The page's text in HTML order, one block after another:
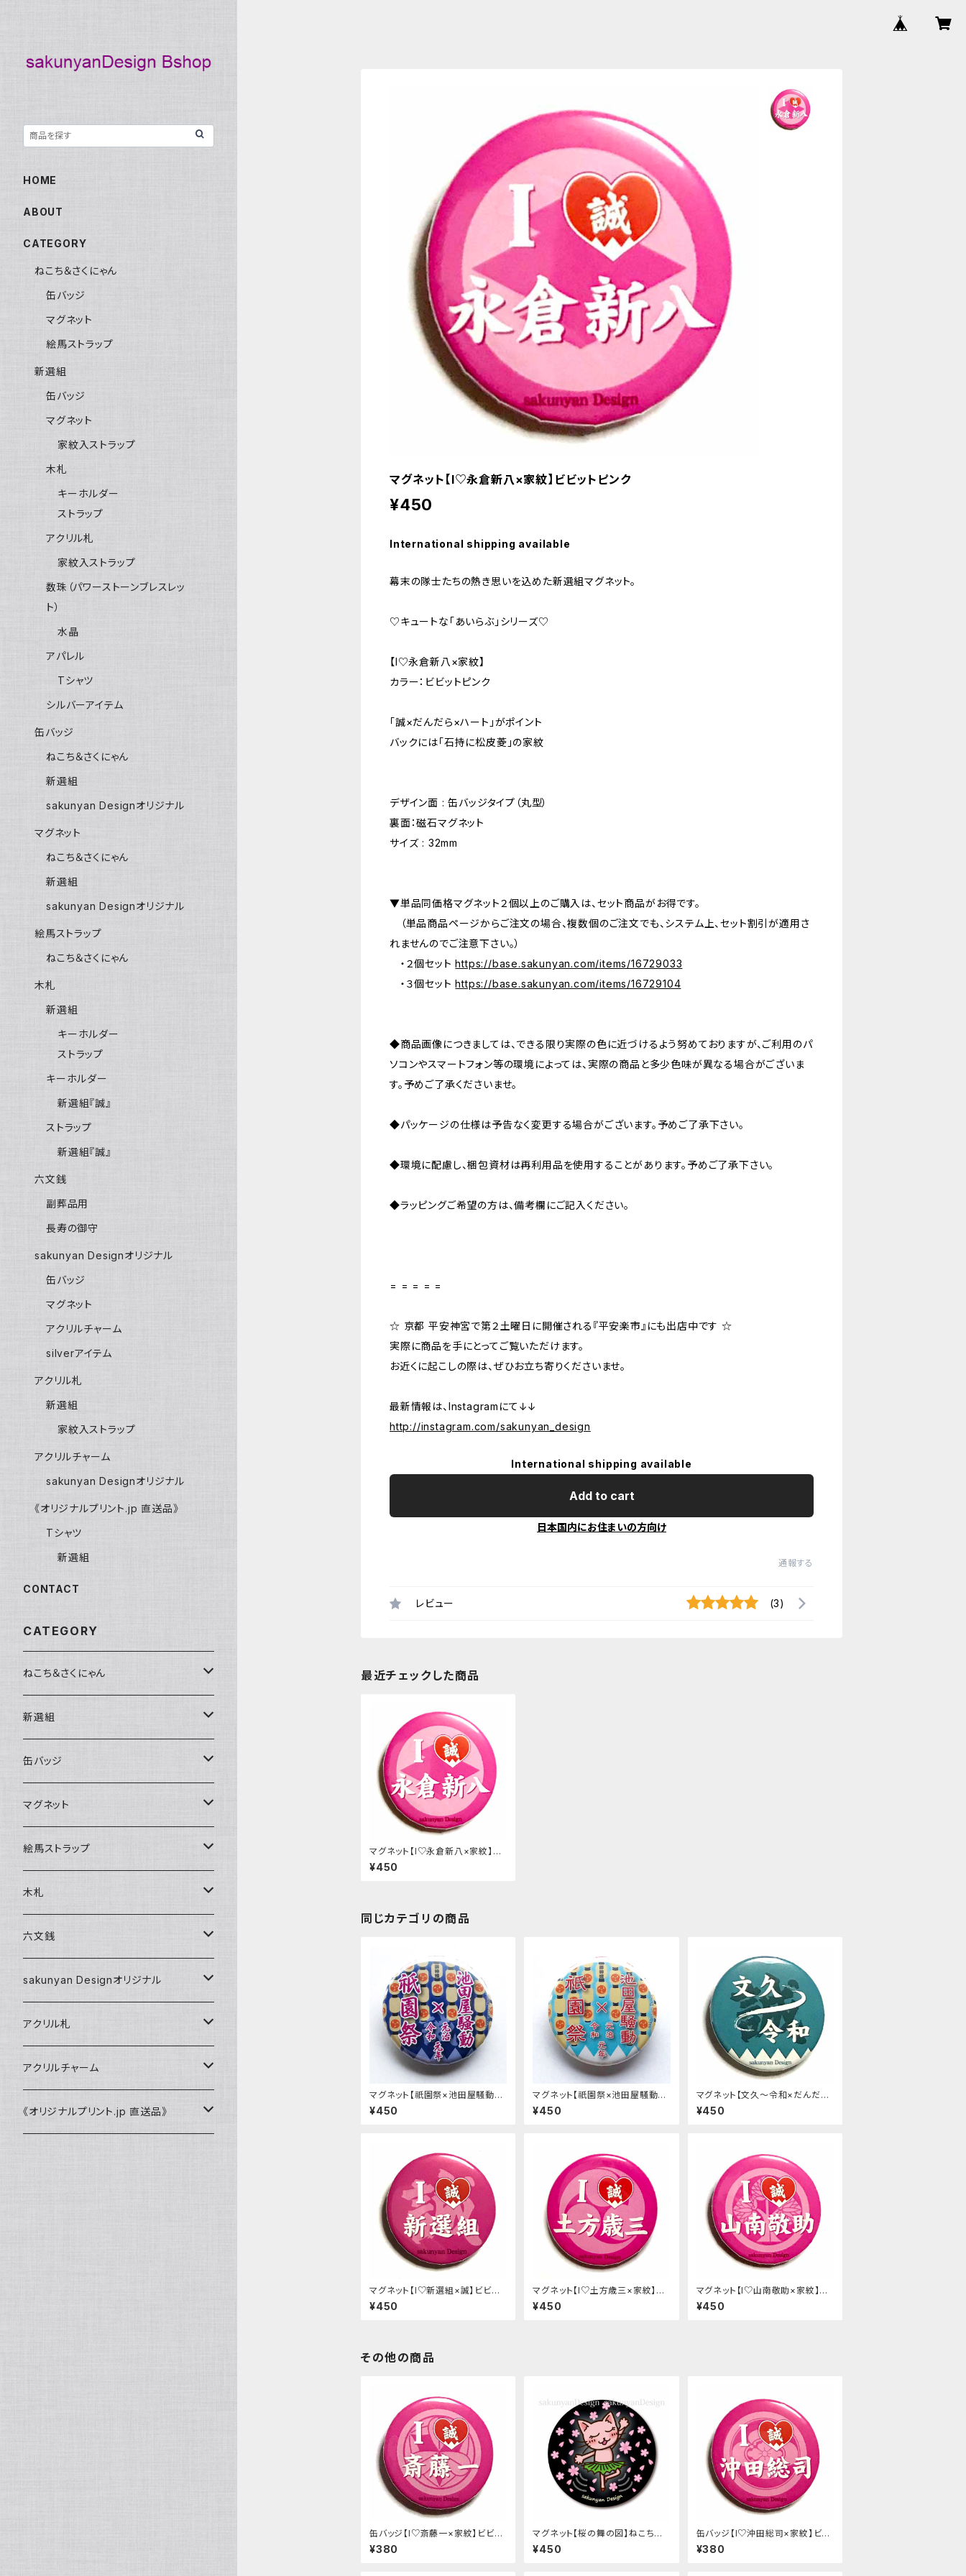
マグネット【I♡永倉新八×家紋】ビビットピンク
¥450
International shipping available
幕末の隊士たちの熱き思いを込めた新選組マグネット。
♡キュートな「あいらぶ」シリーズ♡
【I♡永倉新八×家紋】
カラー：ビビットピンク
「誠×だんだら×ハート」がポイント
バックには「石持に松皮菱」の家紋
デザイン面 : 缶バッジタイプ（丸型）
裏面：磁石マグネット
サイズ : 32mm
▼単品同価格マグネット２個以上のご購入は、セット商品がお得です。
（単品商品ページからご注文の場合、複数個のご注文でも、システム上、セット割引が適用さ
れませんのでご注意下さい。）
・２個セットhttps://base.sakunyan.com/items/16729033
・３個セットhttps://base.sakunyan.com/items/16729104
◆商品画像につきましては、できる限り実際の色に近づけるよう努めておりますが、ご利用のパ
ソコンやスマートフォン等の環境によっては、実際の商品と多少色味が異なる場合がございま
す。予めご了承くださいませ。
◆パッケージの仕様は予告なく変更する場合がございます。予めご了承下さい。
◆環境に配慮し、梱包資材は再利用品を使用することがあります。予めご了承下さい。
◆ラッピングご希望の方は、備考欄にご記入ください。
= = = = =
☆ 京都 平安神宮で第２土曜日に開催される『平安楽市』にも出店中です ☆
実際に商品を手にとってご覧いただけます。
お近くに起こしの際は、ぜひお立ち寄りくださいませ。
最新情報は、Instagramにて↓↓
http://instagram.com/sakunyan_design
International shipping available
Add to cart
日本国内にお住まいの方向け
通報する
レビュー (3)
最近チェックした商品
マグネット【I♡永倉新八×家紋】ビ
ビットピンク
¥450
同じカテゴリの商品
マグネット【祇園祭×池田屋騒動】
紺色《令和元年祇園祭限定》
¥450
マグネット【祇園祭×池田屋騒動】
水色《令和元年祇園祭限定》
¥450
マグネット【文久〜令和×だんだら】
浅葱色
¥450
マグネット【I♡新選組×誠】ビビット
ピンク
¥450
マグネット【I♡土方歳三×家紋】ビ
ビットピンク
¥450
マグネット【I♡山南敬助×家紋】ビ
ビットピンク
¥450
その他の商品
缶バッジ【I♡斎藤一×家紋】ビビッ
トピンク
¥380
マグネット【桜の舞の図】ねこち＆
さくにゃん
¥450
缶バッジ【I♡沖田総司×家紋】ビビ
ットピンク
¥380
HOME
ABOUT
CATEGORY
ねこち＆さくにゃん
缶バッジ
マグネット
絵馬ストラップ
新選組
缶バッジ
マグネット
家紋入ストラップ
木札
キーホルダー
ストラップ
アクリル札
家紋入ストラップ
数珠（パワーストーンブレスレッ
ト）
水晶
アパレル
Tシャツ
シルバーアイテム
缶バッジ
ねこち＆さくにゃん
新選組
sakunyan Designオリジナル
マグネット
ねこち＆さくにゃん
新選組
sakunyan Designオリジナル
絵馬ストラップ
ねこち＆さくにゃん
木札
新選組
キーホルダー
ストラップ
キーホルダー
新選組『誠』
ストラップ
新選組『誠』
六文銭
副葬品用
長寿の御守
sakunyan Designオリジナル
缶バッジ
マグネット
アクリルチャーム
silverアイテム
アクリル札
新選組
家紋入ストラップ
アクリルチャーム
sakunyan Designオリジナル
《オリジナルプリント.jp 直送品》
Tシャツ
新選組
CONTACT
CATEGORY
ねこち＆さくにゃん
缶バッジ
マグネット
絵馬ストラップ
新選組
缶バッジ
マグネット
家紋入ストラップ
木札
キーホルダー
ストラップ
アクリル札
家紋入ストラップ
数珠（パワーストーンブレスレット）
水晶
アパレル
Tシャツ
シルバーアイテム
缶バッジ
ねこち＆さくにゃん
新選組
sakunyan Designオリジナル
マグネット
ねこち＆さくにゃん
新選組
sakunyan Designオリジナル
絵馬ストラップ
ねこち＆さくにゃん
木札
新選組
キーホルダー
ストラップ
キーホルダー
新選組『誠』
ストラップ
新選組『誠』
六文銭
副葬品用
長寿の御守
sakunyan Designオリジナル
缶バッジ
マグネット
アクリルチャーム
アクリル札
新選組
家紋入ストラップ
アクリルチャーム
sakunyan Designオリジナル
《オリジナルプリント.jp 直送品》